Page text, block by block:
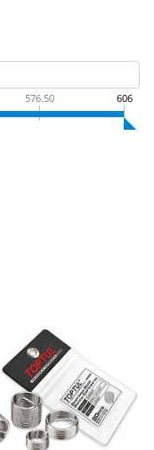
576.50 606